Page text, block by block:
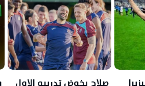
صلاح يخوض تدريبه الاول